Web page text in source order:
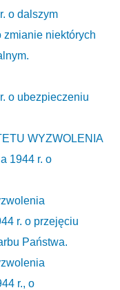
o dalszym
zmianie niektórych
o ubezpieczeniu
WYZWOLENIA
1944 r. o
r. o przejęciu
Państwa.
r., o